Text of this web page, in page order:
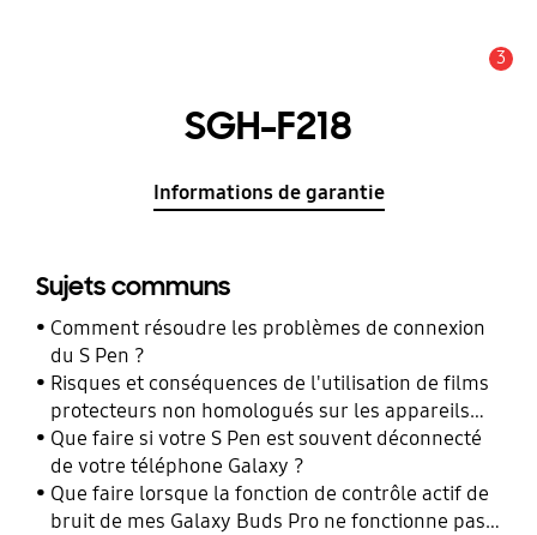
3
SGH-F218
Informations de garantie
Sujets communs
Comment résoudre les problèmes de connexion
du S Pen ?
Risques et conséquences de l'utilisation de films
protecteurs non homologués sur les appareils
mobiles Samsung Galaxy
Que faire si votre S Pen est souvent déconnecté
de votre téléphone Galaxy ?
Que faire lorsque la fonction de contrôle actif de
bruit de mes Galaxy Buds Pro ne fonctionne pas